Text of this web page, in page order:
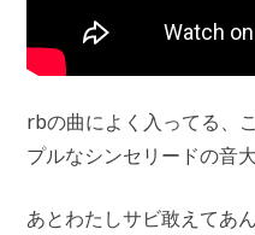
rbの曲によく入ってる、
プルなシンセリードの音
あとわたしサビ敢えてあ